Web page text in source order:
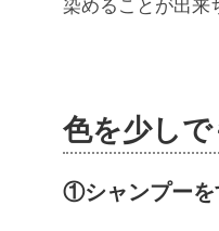
染めることが出来
色を少し
①シャンプーを